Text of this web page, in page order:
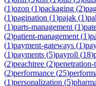
(1)ozon (1)packaging (2)
(1)pagination (1)pajak (1)
(1)parts-management (1)
(2)patient-management (1)
(1)payment-gateways (1)
(1)payments (5)payroll (18)
(2)peachtree (2)penetration-
(2)performance (25)
(1)personalization (5)